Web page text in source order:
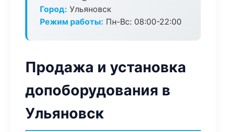
Город: Ульяновск
Режим работы: Пн-Вс: 08:00-22:00
Продажа и установка
допоборудования в
Ульяновск